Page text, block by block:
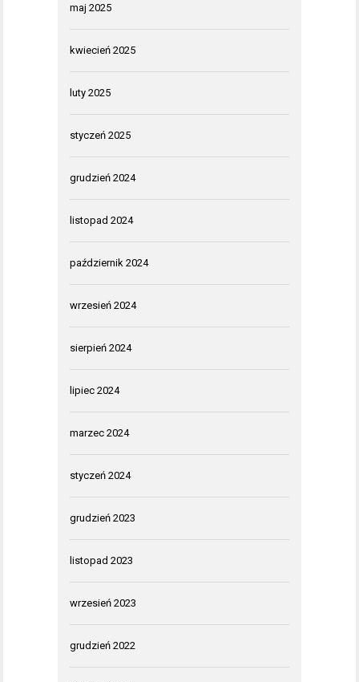
maj 2025
kwiecień 2025
luty 2025
styczeń 2025
grudzień 2024
listopad 2024
październik 2024
wrzesień 2024
sierpień 2024
lipiec 2024
marzec 2024
styczeń 2024
grudzień 2023
listopad 2023
wrzesień 2023
grudzień 2022